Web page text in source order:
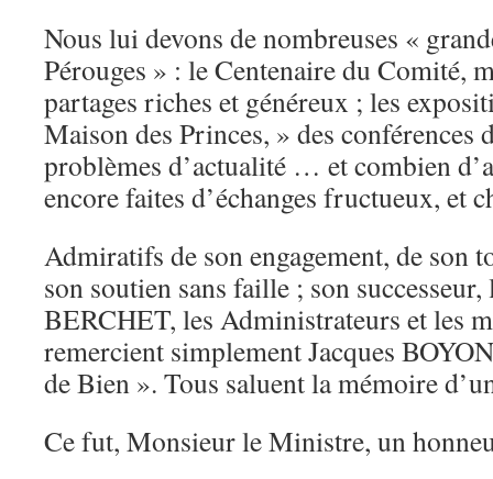
Nous lui devons de nombreuses «
Pérouges » : le Centenaire du Comité,
partages riches et généreux ; les
Maison des Princes, » des conférences
problèmes d’actualité … et combien
encore faites d’échanges fructueux, et
Admiratifs de son engagement, de son
son soutien sans faille ; son
BERCHET, les Administrateurs et les
remercient simplement Jacques
de Bien ». Tous saluent la mémoire
Ce fut, Monsieur le Ministre, un